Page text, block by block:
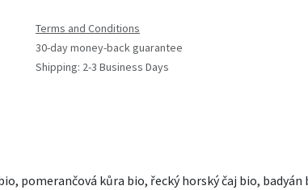
Terms and Conditions
30-day money-back guarantee
Shipping: 2-3 Business Days
pomerančová kůra bio, řecký horský čaj bio,